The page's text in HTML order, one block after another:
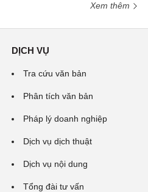
Xem thêm
DỊCH VỤ
Tra cứu văn bản
Phân tích văn bản
Pháp lý doanh nghiệp
Dịch vụ dịch thuật
Dịch vụ nội dung
Tổng đài tư vấn